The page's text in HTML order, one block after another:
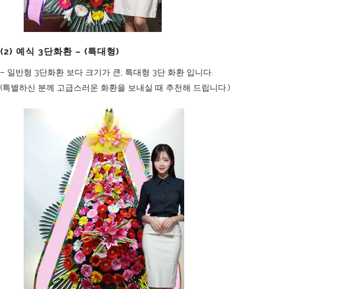
(2) 예식 3단화환 – (특대형)
– 일반형 3단화환 보다 크기가 큰, 특대형 3단 화환 입니다.
(특별하신 분께 고급스러운 화환을 보내실 때 추천해 드립니다.)